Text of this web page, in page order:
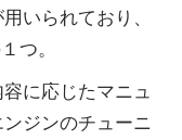
いられており、
つ。
に応じたマニュ
ジンのチューニ